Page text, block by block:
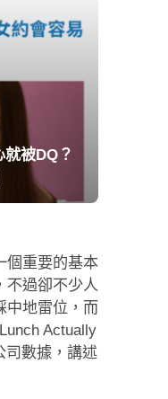
被DQ？
個重要的基本
不過卻不少人
中地雷位，而
Actually
數據，講述